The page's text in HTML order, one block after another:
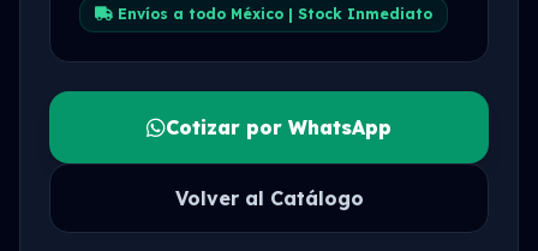
Envíos a todo México | Stock Inmediato
Cotizar por WhatsApp
Volver al Catálogo